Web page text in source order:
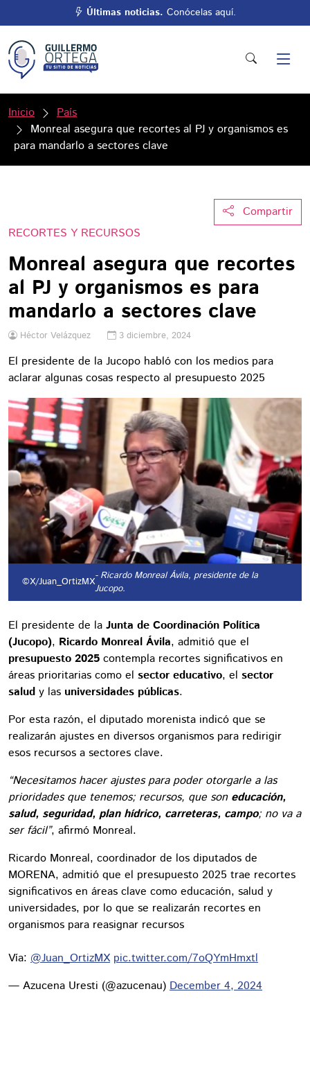
Últimas noticias. Conócelas aquí.
Inicio
País
Monreal asegura que recortes al PJ y organismos es
para mandarlo a sectores clave
Compartir
RECORTES Y RECURSOS
Monreal asegura que recortes
al PJ y organismos es para
mandarlo a sectores clave
Héctor Velázquez 3 diciembre, 2024
El presidente de la Jucopo habló con los medios para
aclarar algunas cosas respecto al presupuesto 2025
©X/Juan_OrtizMX- Ricardo Monreal Ávila, presidente de la
Jucopo.
El presidente de la Junta de Coordinación Política
(Jucopo), Ricardo Monreal Ávila, admitió que el
presupuesto 2025 contempla recortes significativos en
áreas prioritarias como el sector educativo, el sector
salud y las universidades públicas.
Por esta razón, el diputado morenista indicó que se
realizarán ajustes en diversos organismos para redirigir
esos recursos a sectores clave.
“Necesitamos hacer ajustes para poder otorgarle a las
prioridades que tenemos; recursos, que soneducación,
salud, seguridad, plan hídrico, carreteras, campo; no va a
ser fácil”, afirmó Monreal.
Ricardo Monreal, coordinador de los diputados de
MORENA, admitió que el presupuesto 2025 trae recortes
significativos en áreas clave como educación, salud y
universidades, por lo que se realizarán recortes en
organismos para reasignar recursos
Vía: @Juan_OrtizMX pic.twitter.com/7oQYmHmxtl
— Azucena Uresti (@azucenau) December 4, 2024